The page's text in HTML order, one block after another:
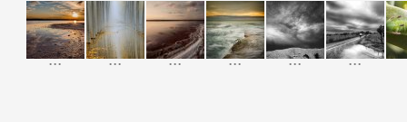
... ... ... ... ... ...